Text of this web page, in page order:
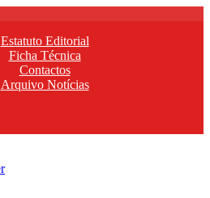
Estatuto Editorial
Ficha Técnica
Contactos
Arquivo Notícias